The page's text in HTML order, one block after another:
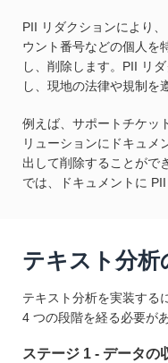
PII リダクションにより
ウント番号などの個人を
し、削除します。PII リ
し、現地の法律や規制を
例えば、サポートチケッ
リューションにドキュメ
出して削除することがで
では、ドキュメントに
テキスト分析
テキスト分析を実装する
4 つの段階を経る必要が
ステージ 1 - データの